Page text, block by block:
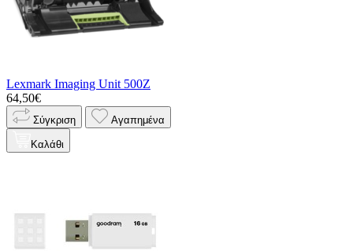
Lexmark Imaging Unit 500Z
64,50€
Σύγκριση Αγαπημένα
Καλάθι